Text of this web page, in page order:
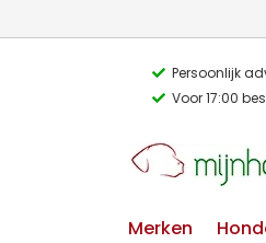
Persoonlijk
Voor 17:00
Merken
Verbergen
Waar ben je naar op zoek?